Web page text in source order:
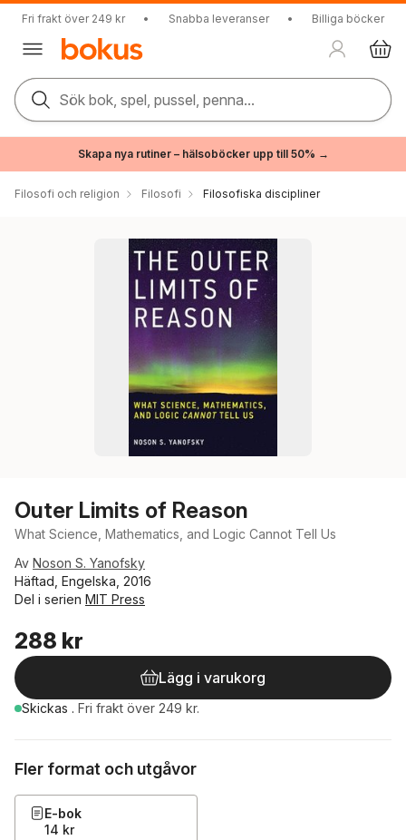
Fri frakt över 249 kr • Snabba leveranser • Billiga böcker
Sök bok, spel, pussel, penna...
Skapa nya rutiner – hälsoböcker upp till 50% →
Filosofi och religion Filosofi Filosofiska discipliner
Outer Limits of Reason
What Science, Mathematics, and Logic Cannot Tell Us
Av Noson S. Yanofsky
Häftad, Engelska, 2016
Del i serien MIT Press
288 kr
Lägg i varukorg
Skickas . Fri frakt över 249 kr.
Fler format och utgåvor
E-bok
14 kr